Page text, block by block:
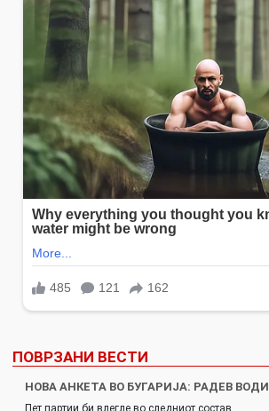
ПОВРЗАНИ ВЕСТИ
НОВА АНКЕТА ВО БУГАРИЈА: РАДЕВ
Пет партии би влегле во следниот состав…